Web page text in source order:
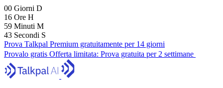
00 Giorni D
16 Ore H
59 Minuti M
42 Secondi S
Prova Talkpal Premium gratuitamente per 14 giorni
Provalo gratis Offerta limitata: Prova gratuita per 2 settimane